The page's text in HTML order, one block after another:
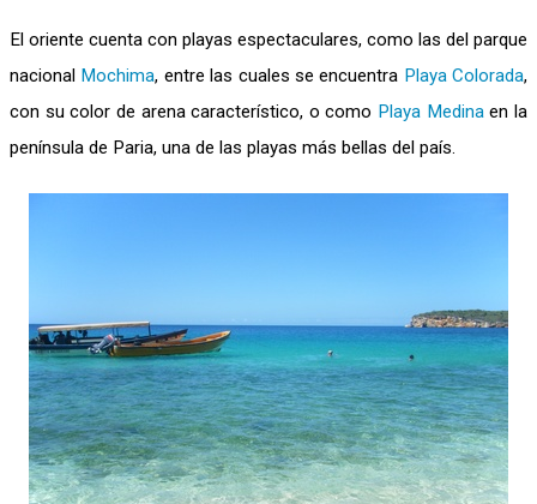
El oriente cuenta con playas espectaculares, como las del parque
nacional Mochima, entre las cuales se encuentra Playa Colorada,
con su color de arena característico, o como Playa Medinaen la
península de Paria, una de las playas más bellas del país.